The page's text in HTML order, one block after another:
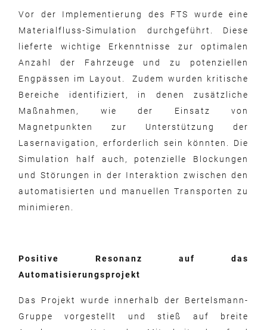
Vor der Implementierung des FTS wurde eine
Materialfluss-Simulation durchgeführt. Diese
lieferte wichtige Erkenntnisse zur optimalen
Anzahl der Fahrzeuge und zu potenziellen
Engpässen im Layout. Zudem wurden kritische
Bereiche identifiziert, in denen zusätzliche
Maßnahmen, wie der Einsatz von
Magnetpunkten zur Unterstützung der
Lasernavigation, erforderlich sein könnten. Die
Simulation half auch, potenzielle Blockungen
und Störungen in der Interaktion zwischen den
automatisierten und manuellen Transporten zu
minimieren.
Positive Resonanz auf das
Automatisierungsprojekt
Das Projekt wurde innerhalb der Bertelsmann-
Gruppe vorgestellt und stieß auf breite